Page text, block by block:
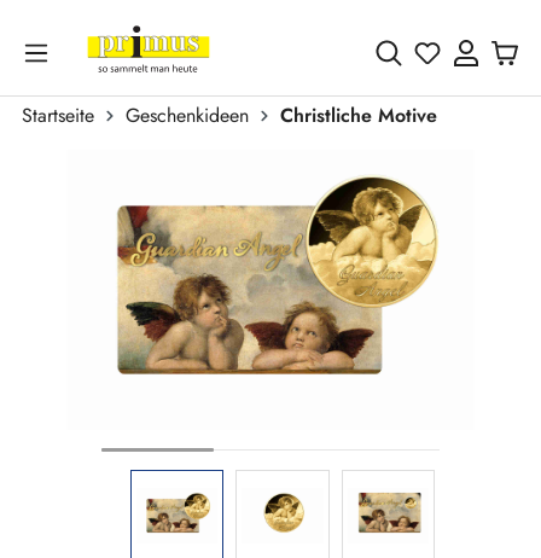
Zum Hauptinhalt springen
Du hast 0
Startseite Geschenkideen
Christliche Motive